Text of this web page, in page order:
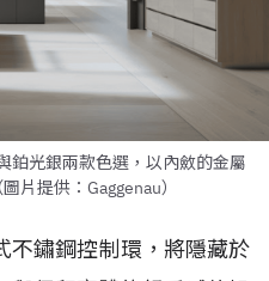
鉑光銀兩款色選，以內斂的金屬
片提供：Gaggenau）
不鏽鋼控制環，將隱藏於